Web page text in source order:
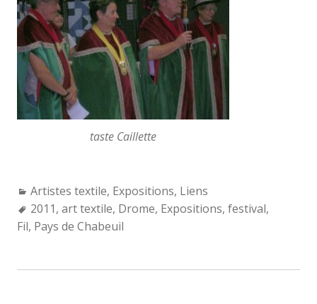
taste Caillette
Categories:
Artistes textile, Expositions, Liens
Tags:
2011, art textile, Drome, Expositions, festival,
Fil, Pays de Chabeuil